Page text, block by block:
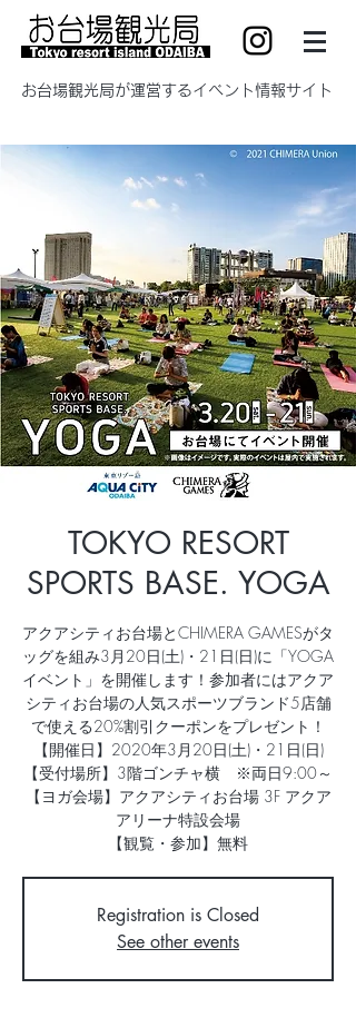
​お台場観光局が運営するイベント情報サイト
TOKYO RESORT
SPORTS BASE. YOGA
アクアシティお台場とCHIMERA GAMESがタ
ッグを組み3月20日(土)・21日(日)に「YOGA
イベント」を開催します！参加者にはアクア
シティお台場の人気スポーツブランド5店舗
で使える20%割引クーポンをプレゼント！
【開催日】2020年3月20日(土)・21日(日)
【受付場所】3階ゴンチャ横 ※両日9:00～
【ヨガ会場】アクアシティお台場 3F アクア
アリーナ特設会場
【観覧・参加】無料
Registration is Closed
See other events